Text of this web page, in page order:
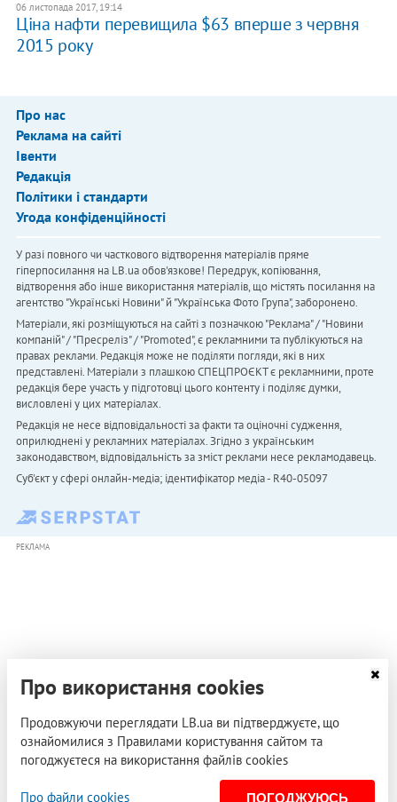
06 листопада 2017, 19:14
Ціна нафти перевищила $63 вперше з червня
2015 року
Про нас
Реклама на сайті
Івенти
Редакція
Політики і стандарти
Угода конфіденційності
У разі повного чи часткового відтворення матеріалів пряме
гіперпосилання на LB.ua обов'язкове! Передрук, копіювання,
відтворення або інше використання матеріалів, що містять посилання на
агентство "Українськi Новини" й "Українська Фото Група", заборонено.
Матеріали, які розміщуються на сайті з позначкою "Реклама" / "Новини
компаній" / "Пресреліз" / "Promoted", є рекламними та публікуються на
правах реклами. Редакція може не поділяти погляди, які в них
представлені. Матеріали з плашкою СПЕЦПРОЄКТ є рекламними, проте
редакція бере участь у підготовці цього контенту і поділяє думки,
висловлені у цих матеріалах.
Редакція не несе відповідальності за факти та оціночні судження,
оприлюднені у рекламних матеріалах. Згідно з українським
законодавством, відповідальність за зміст реклами несе рекламодавець.
Cуб'єкт у сфері онлайн-медіа; ідентифікатор медіа - R40-05097
РЕКЛАМА
Про використання cookies
Продовжуючи переглядати LB.ua ви підтверджуєте, що
ознайомилися з Правилами користування сайтом та
погоджуєтеся на використання файлів cookies
Про файли cookies ПОГОДЖУЮСЬ